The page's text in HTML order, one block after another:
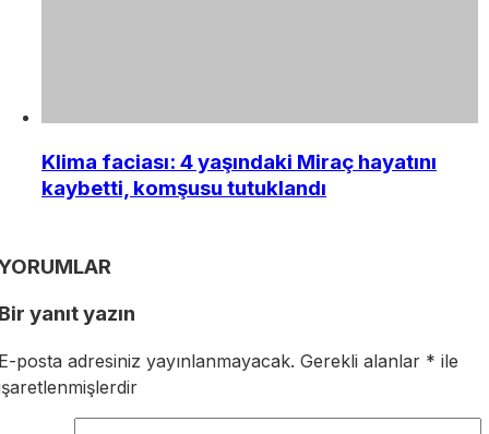
Klima faciası: 4 yaşındaki Miraç hayatını
kaybetti, komşusu tutuklandı
yanıt yazın
posta adresiniz yayınlanmayacak. Gerekli alanlar * ile